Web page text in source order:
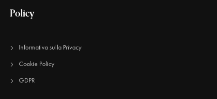
Policy
Informativa sulla Privacy
Cookie Policy
GDPR